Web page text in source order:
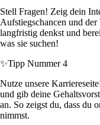
Stell Fragen! Zeig dein
Aufstiegschancen und
langfristig denkst und
was sie suchen!
✨Tipp Nummer 4
Nutze unsere
und gib deine
an. So zeigst du, dass du
nimmst.